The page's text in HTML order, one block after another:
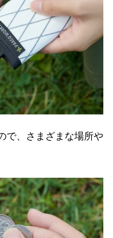
で、さまざまな場所や